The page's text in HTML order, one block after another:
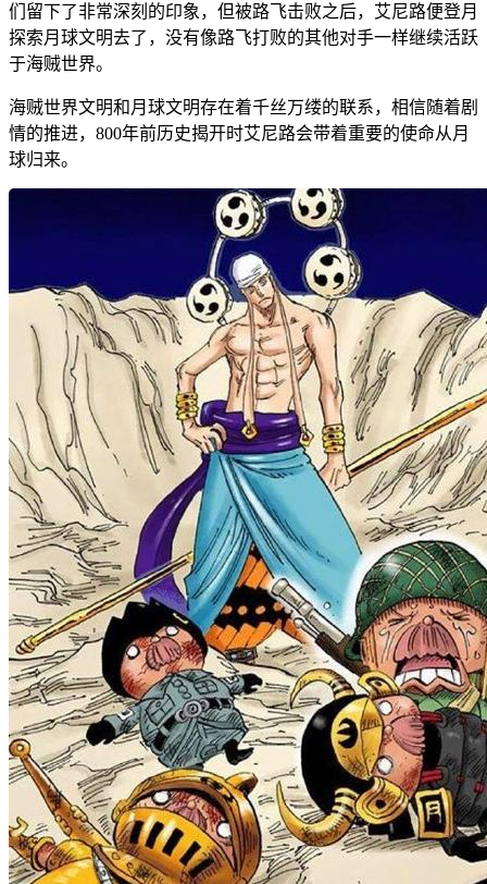
们留下了非常深刻的印象，但被路飞击败之后，艾尼路便登月
探索月球文明去了，没有像路飞打败的其他对手一样继续活跃
于海贼世界。
海贼世界文明和月球文明存在着千丝万缕的联系，相信随着剧
情的推进，800年前历史揭开时艾尼路会带着重要的使命从月
球归来。